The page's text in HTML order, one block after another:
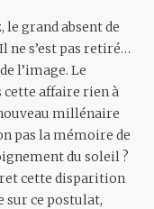
grand absent de
ne s’est pas retiré…
l’image. Le
cette affaire rien à
millénaire
pas la mémoire de
du soleil ?
cette disparition
sur ce postulat,